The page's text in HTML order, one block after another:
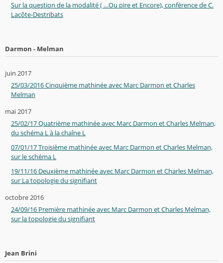
Sur la question de la modalité ( …Ou pire et Encore), conférence de C.
Lacôte-Destribats
Darmon - Melman
juin 2017
25/03/2016 Cinquième mathinée avec Marc Darmon et Charles
Melman
mai 2017
25/02/17 Quatrième mathinée avec Marc Darmon et Charles Melman,
du schéma L à la chaîne L
07/01/17 Troisième mathinée avec Marc Darmon et Charles Melman,
sur le schéma L
19/11/16 Deuxième mathinée avec Marc Darmon et Charles Melman,
sur La topologie du signifiant
octobre 2016
24/09/16 Première mathinée avec Marc Darmon et Charles Melman,
sur la topologie du signifiant
Jean Brini